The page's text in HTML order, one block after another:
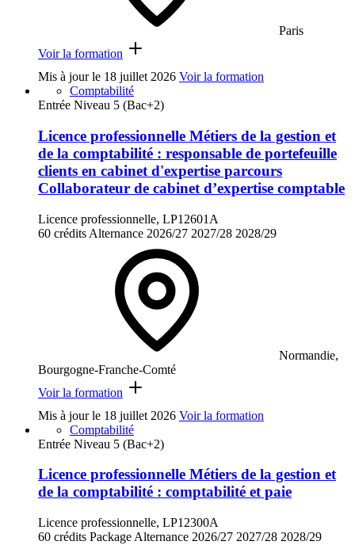
Paris
Voir la formation
Mis à jour le 18 juillet 2026 Voir la formation
Comptabilité
Entrée Niveau 5 (Bac+2)
Licence professionnelle Métiers de la gestion et
de la comptabilité : responsable de portefeuille
clients en cabinet d'expertise parcours
Collaborateur de cabinet d’expertise comptable
Licence professionnelle, LP12601A
60 crédits Alternance 2026/27 2027/28 2028/29
Normandie,
Bourgogne-Franche-Comté
Voir la formation
Mis à jour le 18 juillet 2026 Voir la formation
Comptabilité
Entrée Niveau 5 (Bac+2)
Licence professionnelle Métiers de la gestion et
de la comptabilité : comptabilité et paie
Licence professionnelle, LP12300A
60 crédits Package Alternance 2026/27 2027/28 2028/29